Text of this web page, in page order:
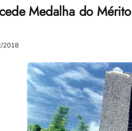
Medalha do
2018